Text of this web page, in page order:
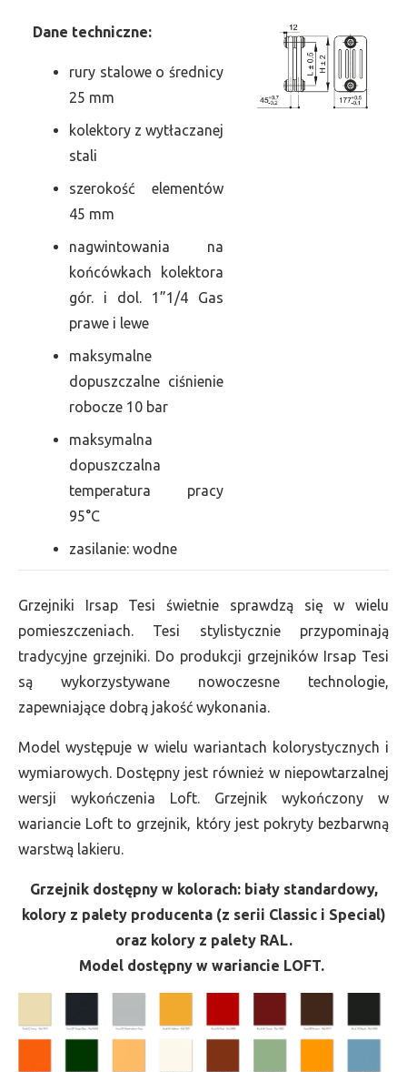
Dane techniczne:
rury stalowe o średnicy
25 mm
kolektory z wytłaczanej
stali
szerokość elementów
45 mm
nagwintowania na
końcówkach kolektora
gór. i dol. 1”1/4 Gas
prawe i lewe
maksymalne
dopuszczalne ciśnienie
robocze 10 bar
maksymalna
dopuszczalna
temperatura pracy
95°C
zasilanie: wodne
Grzejniki Irsap Tesi świetnie sprawdzą się w wielu
pomieszczeniach. Tesi stylistycznie przypominają
tradycyjne grzejniki. Do produkcji grzejników Irsap Tesi
są wykorzystywane nowoczesne technologie,
zapewniające dobrą jakość wykonania.
Model występuje w wielu wariantach kolorystycznych i
wymiarowych. Dostępny jest również w niepowtarzalnej
wersji wykończenia Loft. Grzejnik wykończony w
wariancie Loft to grzejnik, który jest pokryty bezbarwną
warstwą lakieru.
Grzejnik dostępny w kolorach: biały standardowy,
kolory z palety producenta (z serii Classic i Special)
oraz kolory z palety RAL.
Model dostępny w wariancie LOFT.